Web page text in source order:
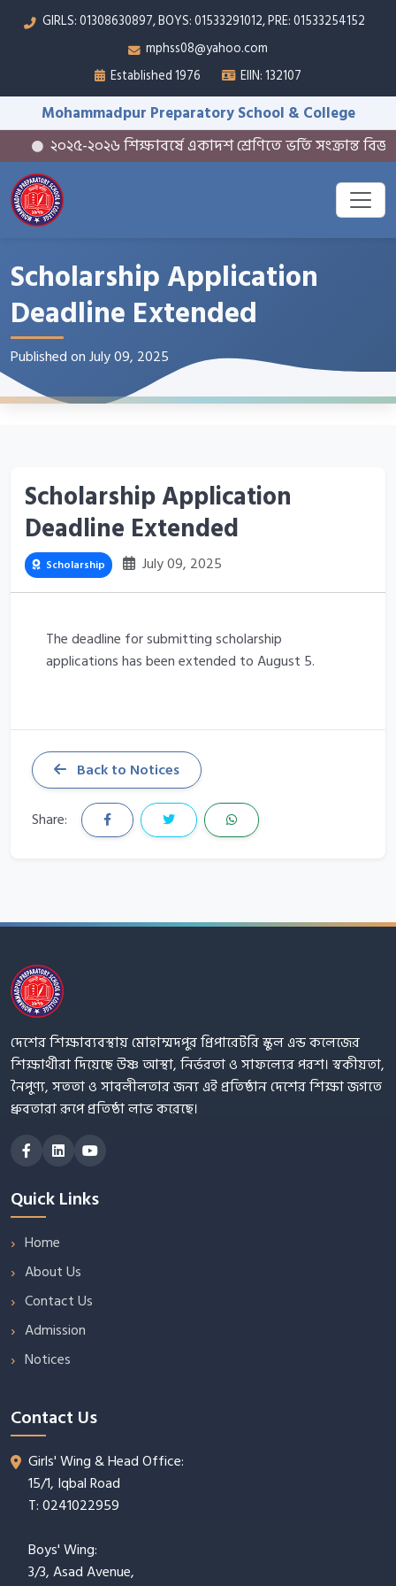
GIRLS: 01308630897, BOYS: 01533291012, PRE: 01533254152
mphss08@yahoo.com
Established 1976
EIIN: 132107
Mohammadpur Preparatory School & College
২০২৫-২০২৬ শিক্ষাবর্ষে একাদশ শ্রেণিতে ভর্তি সংক্রান্ত
Scholarship Application
Deadline Extended
Published on July 09, 2025
Scholarship Application
Deadline Extended
Scholarship July 09, 2025
The deadline for submitting scholarship
applications has been extended to August 5.
Back to Notices
Share:
দেশের শিক্ষাব্যবস্থায় মোহাম্মদপুর প্রিপারেটরি স্কুল এন্ড কলেজের
শিক্ষার্থীরা দিয়েছে উষ্ণ আস্থা, নির্ভরতা ও সাফল্যের পরশ। স্বকীয়তা,
নৈপুণ্য, সততা ও সাবলীলতার জন্য এই প্রতিষ্ঠান দেশের শিক্ষা জগতে
ধ্রুবতারা রূপে প্রতিষ্ঠা লাভ করেছে।
Quick Links
Home
About Us
Contact Us
Admission
Notices
Contact Us
Girls' Wing & Head Office:
15/1, Iqbal Road
T: 0241022959
Boys' Wing:
3/3, Asad Avenue,